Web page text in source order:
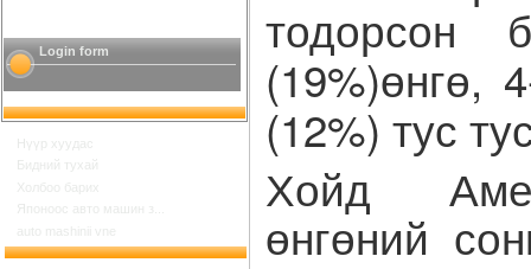
Login form
Нүүр хуудас
Бидний тухай
Холбоо барих
Японоос авто машин з...
auto mashinii vne
тодорсон
(19%)өнгө,
(12%) тус
Хойд
өнгөний